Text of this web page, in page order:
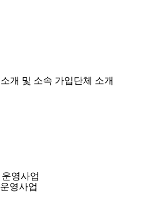
개 및 소속 가입단체 소개
영사업
영사업